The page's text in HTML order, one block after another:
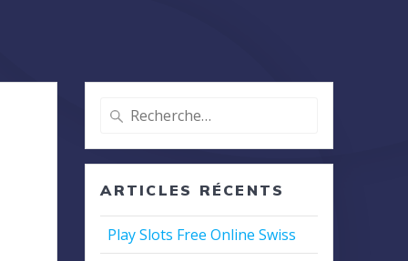
Recherche
:
ARTICLES RÉCENTS
Play Slots Free Online Swiss